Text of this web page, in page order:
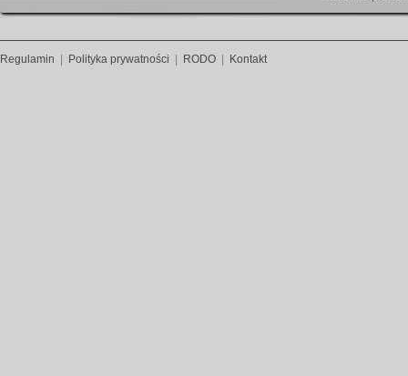
Regulamin Polityka prywatności RODO Kontakt